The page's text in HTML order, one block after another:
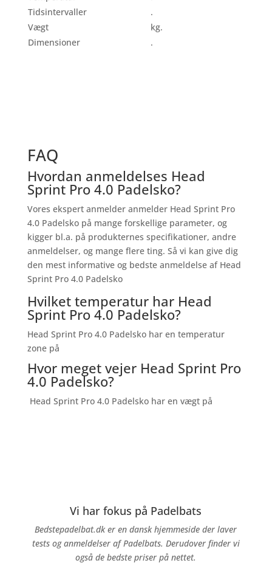
Tidsintervaller
.
Vægt
kg.
Dimensioner
.
FAQ
Hvordan anmeldelses Head
Sprint Pro 4.0 Padelsko?
Vores ekspert anmelder anmelder Head Sprint Pro
4.0 Padelsko på mange forskellige parameter, og
kigger bl.a. på produkternes specifikationer, andre
anmeldelser, og mange flere ting. Så vi kan give dig
den mest informative og bedste anmeldelse af Head
Sprint Pro 4.0 Padelsko
Hvilket temperatur har Head
Sprint Pro 4.0 Padelsko?
Head Sprint Pro 4.0 Padelsko har en temperatur
zone på
Hvor meget vejer Head Sprint Pro
4.0 Padelsko?
Head Sprint Pro 4.0 Padelsko har en vægt på
Vi har fokus på Padelbats
Bedstepadelbat.dk er en dansk hjemmeside der laver
tests og anmeldelser af Padelbats. Derudover finder vi
også de bedste priser på nettet.